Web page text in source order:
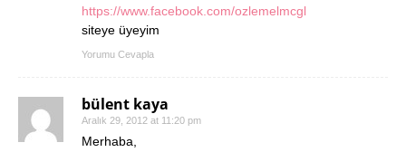
https://www.facebook.com/ozlemelmcgl
siteye üyeyim
Yorumu Cevapla
bülent kaya
Aralık 29, 2012 at 11:20 pm
Merhaba,